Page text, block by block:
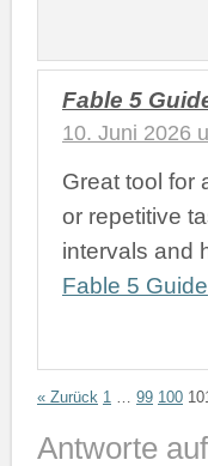
Fable 5
10. Juni 2026
Great tool for
or repetitive
intervals and
Fable 5 Guide
« Zurück 1 99 100
Antworte